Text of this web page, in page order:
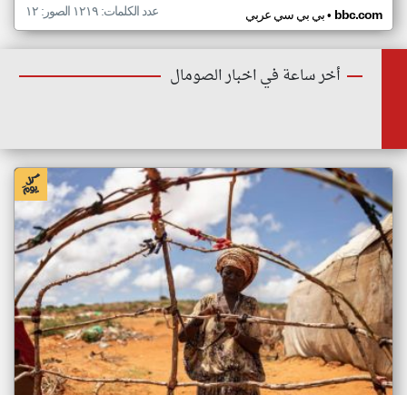
بي بي سي عربي• bbc.com عدد الكلمات: ١٢١٩ الصور: ١٢
أخر ساعة في اخبار الصومال